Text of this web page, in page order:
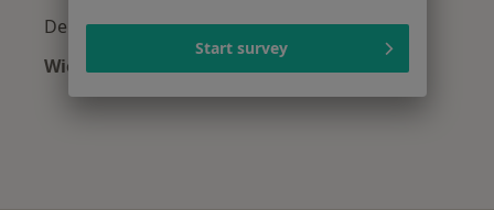
Dermatolodzy z Compensa w Warszawie
Więcej (10)
Więcej w kategorii: Najpopularniejsze
Start survey